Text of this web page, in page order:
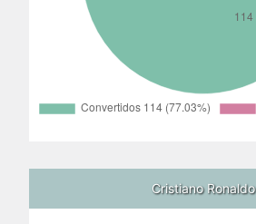
Cristiano Ronaldo